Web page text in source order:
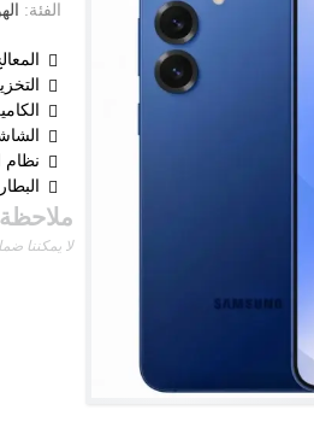
الفئة:
نظام
لا يمكننا